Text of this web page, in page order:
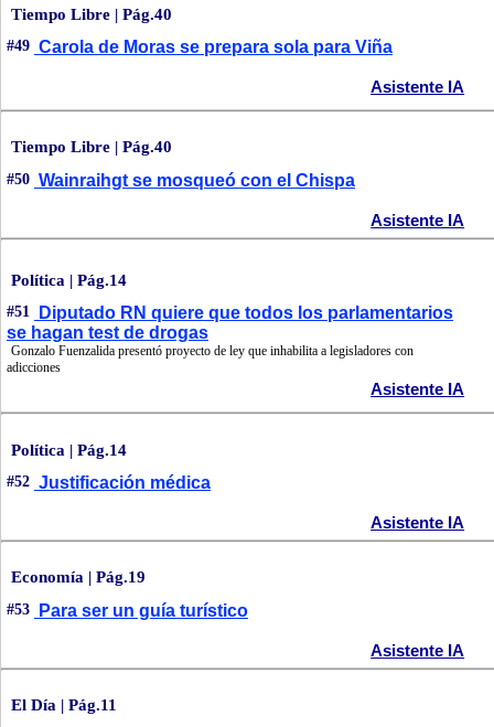
Tiempo Libre | Pág.40
#49 Carola de Moras se prepara sola para Viña
Asistente IA
Tiempo Libre | Pág.40
#50 Wainraihgt se mosqueó con el Chispa
Asistente IA
Política | Pág.14
#51
Diputado RN quiere que todos los parlamentarios
se hagan test de drogas
Gonzalo Fuenzalida presentó proyecto de ley que inhabilita a legisladores con
adicciones
Asistente IA
Política | Pág.14
#52 Justificación médica
Asistente IA
Economía | Pág.19
#53 Para ser un guía turístico
Asistente IA
El Día | Pág.11